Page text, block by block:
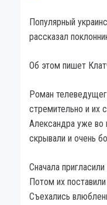
Популярный
рассказал
Об этом пишет
Роман
стремительно и их
Александра уже во
скрывали и очень
Сначала
Потом их
Съехались